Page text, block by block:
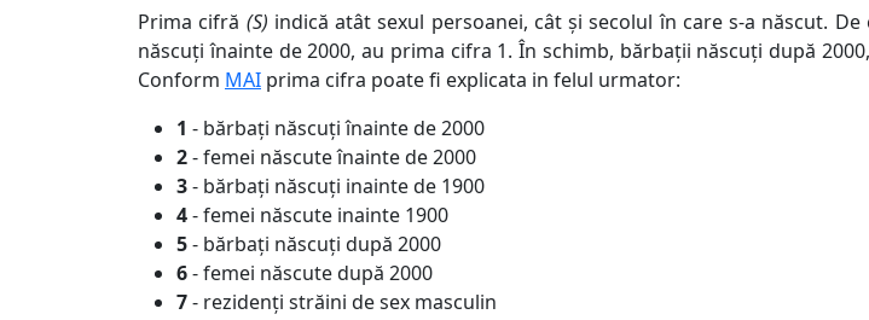
Prima cifră (S) indică atât sexul persoanei, cât și secolul în care s-a născut.
născuți înainte de 2000, au prima cifra 1. În schimb, bărbații născuți după
Conform MAI prima cifra poate fi explicata in felul urmator:
1 - bărbați născuți înainte de 2000
2- femei născute înainte de 2000
3- bărbați născuți inainte de 1900
4- femei născute inainte 1900
5- bărbați născuți după 2000
6- femei născute după 2000
7- rezidenți străini de sex masculin